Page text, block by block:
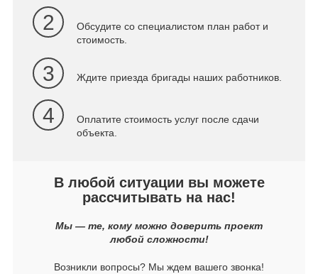
2
Обсудите со специалистом план работ и
стоимость.
3 Ждите приезда бригады наших работников.
4
Оплатите стоимость услуг после сдачи
объекта.
В любой ситуации вы можете
рассчитывать на нас!
Мы — те, кому можно доверить проект
любой сложности!
Возникли вопросы? Мы ждем вашего звонка!